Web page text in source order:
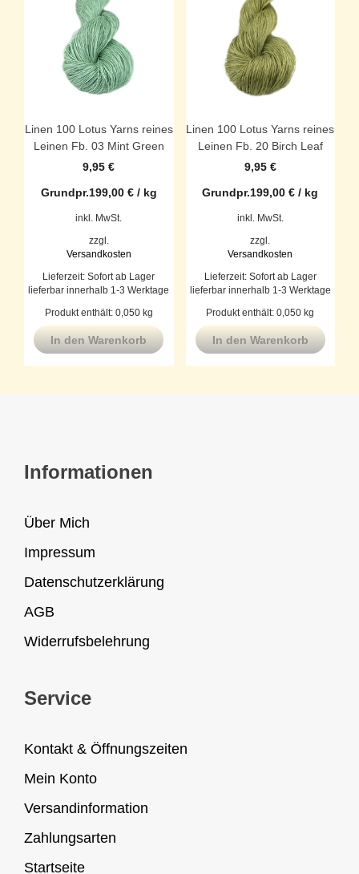
Linen 100 Lotus Yarns reines
Leinen Fb. 03 Mint Green
9,95€
Grundpr.199,00 €/ kg
inkl. MwSt.
zzgl.
Versandkosten
Lieferzeit:Sofort ab Lager
lieferbar innerhalb 1-3 Werktage
Produkt enthält: 0,050 kg
In den Warenkorb
Linen 100 Lotus Yarns reines
Leinen Fb. 20 Birch Leaf
9,95 €
Grundpr.199,00€ / kg
inkl. MwSt.
zzgl.
Versandkosten
Lieferzeit: Sofort ab Lager
lieferbar innerhalb 1-3 Werktage
Produkt enthält: 0,050 kg
In den Warenkorb
Informationen
Über Mich
Impressum
Datenschutzerklärung
AGB
Widerrufsbelehrung
Service
Kontakt & Öffnungszeiten
Mein Konto
Versandinformation
Zahlungsarten
Startseite